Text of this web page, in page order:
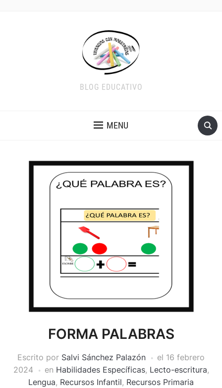
BLOG EDUCATIVO
MENU
FORMA PALABRAS
Escrito por Salvi Sánchez Palazón el 16 febrero
2024
en Habilidades Específicas, Lecto-escritura,
Lengua, Recursos Infantil, Recursos Primaria